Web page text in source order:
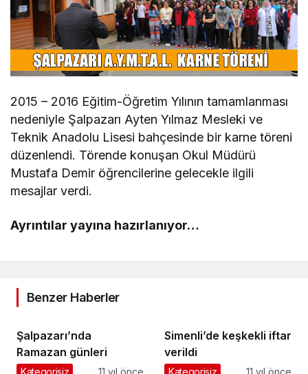
2015 – 2016 Eğitim-Öğretim Yılının tamamlanması
nedeniyle Şalpazarı Ayten Yılmaz Mesleki ve
Teknik Anadolu Lisesi bahçesinde bir karne töreni
düzenlendi. Törende konuşan Okul Müdürü
Mustafa Demir öğrencilerine gelecekle ilgili
mesajlar verdi.
Ayrıntılar yayına hazırlanıyor…
Benzer Haberler
Şalpazarı’nda
Ramazan günleri
Kategorisiz 11 yıl önce
Simenli’de keşkekli iftar
verildi
Kategorisiz 11 yıl önce